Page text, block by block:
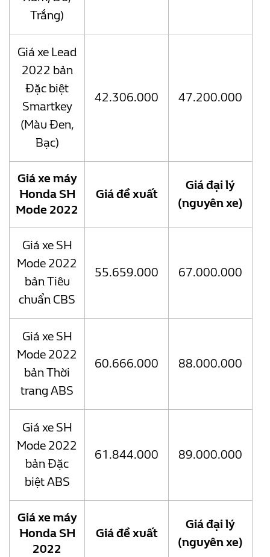
Trắng)
Giá xe Lead
2022 bản
Đặc biệt
Smartkey
(Màu Đen,
Bạc)
42.306.000 47.200.000
Giá xe máy
Honda SH
Mode 2022
Giá đề xuất
Giá đại lý
(nguyên xe)
Giá xe SH
Mode 2022
bản Tiêu
chuẩn CBS
55.659.000 67.000.000
Giá xe SH
Mode 2022
bản Thời
trang ABS
60.666.000 88.000.000
Giá xe SH
Mode 2022
bản Đặc
biệt ABS
61.844.000 89.000.000
Giá xe máy
Honda SH
2022
Giá đề xuất
Giá đại lý
(nguyên xe)